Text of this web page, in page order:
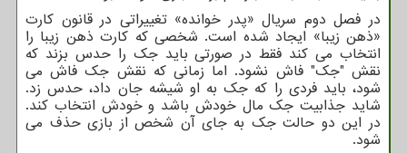
در فصل دوم سریال «پدر خوانده» تغییراتی در قانون کارت
«ذهن زیبا» ایجاد شده است. شخصی که کارت ذهن زیبا را
انتخاب می کند فقط در صورتی باید جک را حدس بزند که
نقش "جک" فاش نشود. اما زمانی که نقش جک فاش می
شود، باید فردی را که جک به او شیشه جان داد، حدس زد.
شاید جذابیت جک مال خودش باشد و خودش انتخاب کند.
در این دو حالت جک به جای آن شخص از بازی حذف می
شود.